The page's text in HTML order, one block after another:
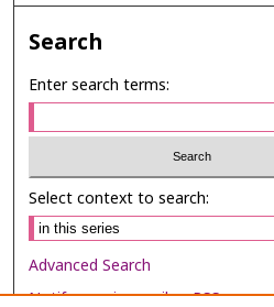
Search
Enter search terms:
Select context to search:
Advanced Search
Notify me via email orRSS